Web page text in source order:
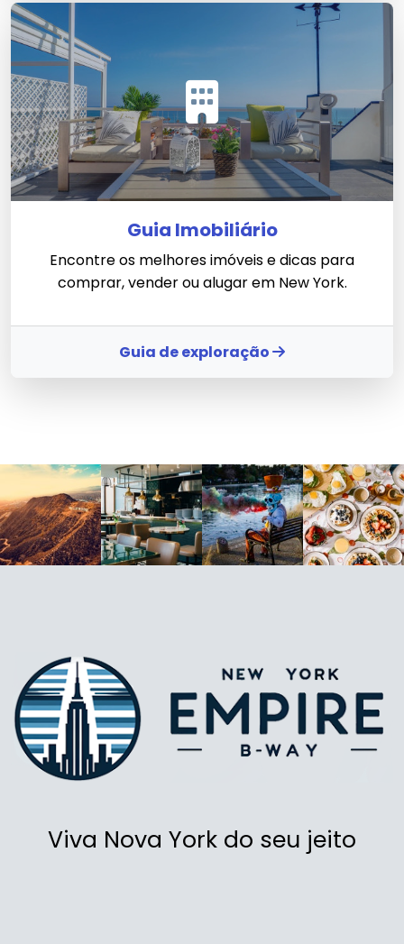
Guia Imobiliário
Encontre os melhores imóveis e dicas para
comprar, vender ou alugar em New York.
Guia de exploração
Viva Nova York do seu jeito